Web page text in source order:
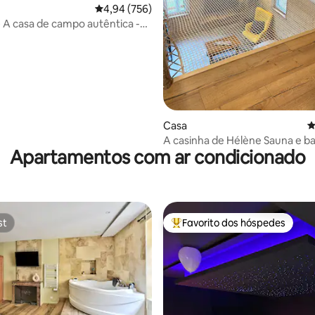
5 em 5 estrelas, 118avaliaçõesClassificação média de 4,94 em 5 estrelas,
4,94 (756)
A casa de campo autêntica -
Casa
A casinha de Hélène Sauna e banho
nórdico
Apartamentos com ar condicionado
Favoritos dos hóspedes mais
Favorito dos hóspedes